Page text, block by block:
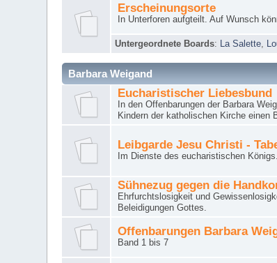
Erscheinungsorte
In Unterforen aufgteilt. Auf Wunsch
Untergeordnete Boards: La Salette
Barbara Weigand
Eucharistischer Liebesbund
In den Offenbarungen der Barbara
Kindern der katholischen Kirche einen
Leibgarde Jesu Christi -
Im Dienste des eucharistischen Königs.
Sühnezug gegen die
Ehrfurchtslosigkeit und
Beleidigungen Gottes.
Offenbarungen Barbara
Band 1 bis 7